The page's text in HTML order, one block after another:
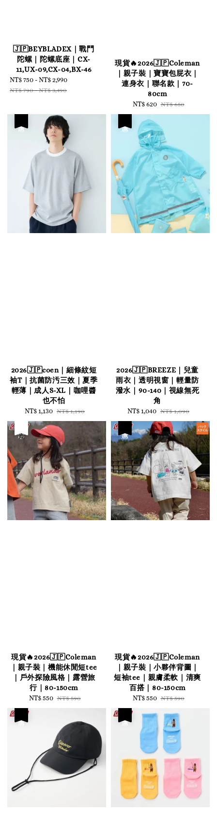
🇯🇵BEYBLADEX｜戰鬥
陀螺｜陀螺底座｜CX-
11,UX-09,CX-04,BX-46
Sale
price
NT$ 750 -NT$ 2,990
NT$ 790-NT$ 3,490
現貨🔥2026🇯🇵Coleman
｜親子裝｜寶寶包屁衣｜
連身衣｜聯名款｜70-
80cm
Sale
price
NT$ 620 Regular
price
NT$ 650
2026🇯🇵coen｜細條紋短
袖T｜抗菌防汚三效｜夏季
輕薄｜成人S-XL｜咖哩醬
也不怕
Sale
price
NT$ 1,130 Regular
price
NT$ 1,190
2026🇯🇵BREEZE｜兒童
雨衣｜透明視窗｜輕量防
潑水｜90-140｜視線無死
角
Sale
price
NT$ 1,040 Regular
price
NT$ 1,090
現貨🔥2026🇯🇵Coleman
｜親子裝｜機能休閒短tee
｜戶外探險風格｜露營旅
行｜80-150cm
Sale
price
NT$ 550 Regular
NT$ 590
現貨🔥2026🇯🇵Coleman
｜親子裝｜小夥伴背圖｜
短袖tee｜親膚柔軟｜清爽
百搭｜80-150cm
Sale
price
NT$ 550 Regular
NT$ 590